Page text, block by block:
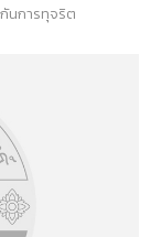
นการทุจริต